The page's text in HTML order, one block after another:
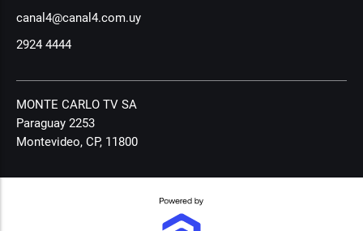
canal4@canal4.com.uy
2924 4444
MONTE CARLO TV SA
Paraguay 2253
Montevideo, CP, 11800